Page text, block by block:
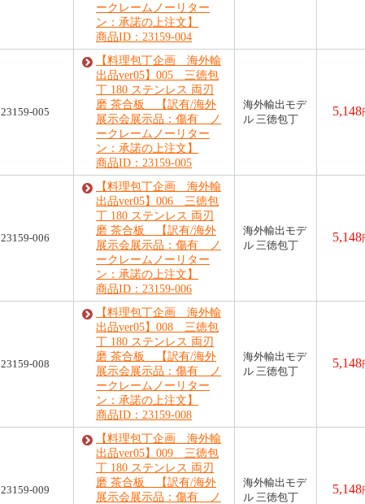
ークレームノーリター
ン：承諾の上注文】
商品ID：23159-004
23159-005
【料理包丁企画 海外輸
出品ver05】005 三徳包
丁 180 ステンレス 両刃
磨 茶合板 【訳有/海外
展示会展示品：傷有 ノ
ークレームノーリター
ン：承諾の上注文】
商品ID：23159-005
海外輸出モデ
ル 三徳包丁
5,148
23159-006
【料理包丁企画 海外輸
出品ver05】006 三徳包
丁 180 ステンレス 両刃
磨 茶合板 【訳有/海外
展示会展示品：傷有 ノ
ークレームノーリター
ン：承諾の上注文】
商品ID：23159-006
海外輸出モデ
ル 三徳包丁
5,148
23159-008
【料理包丁企画 海外輸
出品ver05】008 三徳包
丁 180 ステンレス 両刃
磨 茶合板 【訳有/海外
展示会展示品：傷有 ノ
ークレームノーリター
ン：承諾の上注文】
商品ID：23159-008
海外輸出モデ
ル 三徳包丁
5,148
23159-009
【料理包丁企画 海外輸
出品ver05】009 三徳包
丁 180 ステンレス 両刃
磨 茶合板 【訳有/海外
展示会展示品：傷有 ノ
海外輸出モデ
ル 三徳包丁
5,148